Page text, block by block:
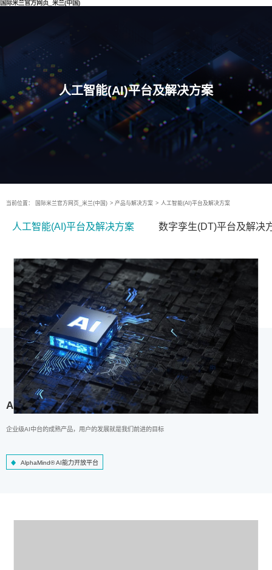
国际米兰官方网页_米兰(中国)
人工智能(AI)平台及解决方案
当前位置： 国际米兰官方网页_米兰(中国) > 产品与解决方案 > 人工智能(AI)平台及解决方案
人工智能(AI)平台及解决方案 数字孪生(DT)平台及解决
AlphaMind® AI能力开放平台
企业级AI中台的成熟产品，用户的发展就是我们前进的目标
AlphaMind® AI能力开放平台